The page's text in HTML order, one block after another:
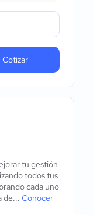
Cotizar
tu gestión
todos tus
cada uno
de... Conocer